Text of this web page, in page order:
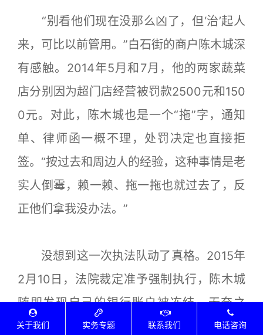
“别看他们现在没那么凶了，但‘治’起人
来，可比以前管用。”白石街的商户陈木城深
有感触。2014年5月和7月，他的两家蔬菜
店分别因为超门店经营被罚款2500元和150
0元。对此，陈木城也是一个“拖”字，通知
单、律师函一概不理，处罚决定也直接拒
签。“按过去和周边人的经验，这种事情是老
实人倒霉，赖一赖、拖一拖也就过去了，反
正他们拿我没办法。”
没想到这一次执法队动了真格。2015年
2月10日，法院裁定准予强制执行，陈木城
随即发现自己的银行账户被冻结。无奈之
下，只得乖乖去缴罚款，加上滞纳金，400
关于我们 实务专题 联系我们 电话咨询